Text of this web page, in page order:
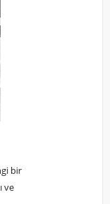
bir
ve